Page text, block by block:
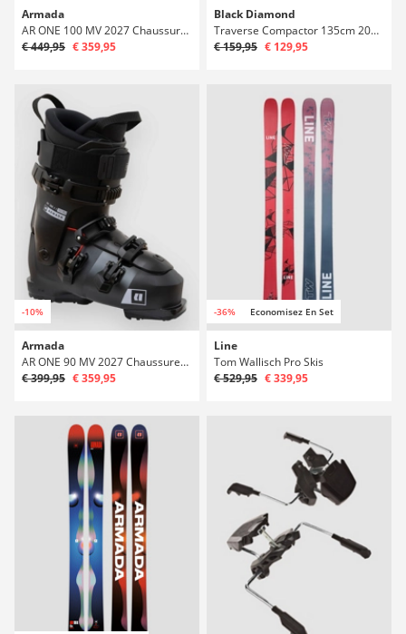
Armada
AR ONE 100 MV 2027 Chaussures de ski
€ 449,95 € 359,95
Black Diamond
Traverse Compactor 135cm 2027 Bâtons Télescopiques
€ 159,95 € 129,95
-10%
Armada
AR ONE 90 MV 2027 Chaussures de ski
€ 399,95 € 359,95
-36% Economisez En Set
Line
Tom Wallisch Pro Skis
€ 529,95 € 339,95